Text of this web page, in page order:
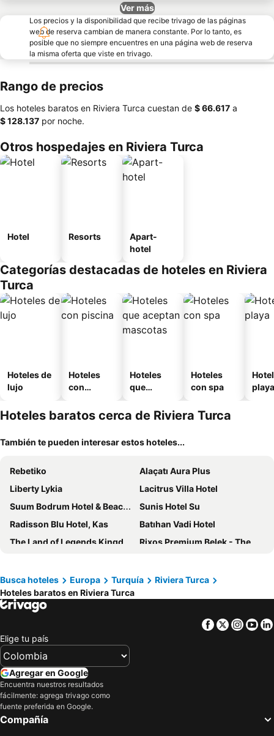
Ver más
Los precios y la disponibilidad que recibe trivago de las páginas
web de reserva cambian de manera constante. Por lo tanto, es
posible que no siempre encuentres en una página web de reserva
la misma oferta que viste en trivago.
Rango de precios
Los hoteles baratos en Riviera Turca cuestan de ‎$ 66.617 a
‎$ 128.137 por noche.
Otros hospedajes en Riviera Turca
Hotel Resorts
Apart-
hotel
Categorías destacadas de hoteles en Riviera
Turca
Hoteles de
lujo
Hoteles
con
Hoteles
que
mascotas
Hoteles
con spa
playa
Hoteles baratos cerca de Riviera Turca
También te pueden interesar estos hoteles...
Rebetiko
Alaçatı Aura Plus
Liberty Lykia
Lacitrus Villa Hotel
Suum Bodrum Hotel & Beach - Adult Only
Sunis Hotel Su
Radisson Blu Hotel, Kas
Batıhan Vadi Hotel
The Land of Legends Kingdom
Rixos Premium Belek - The Land of Legends Access
Charisma De Luxe Hotel
Pearly Hotel
DoubleTree by Hilton Kusadasi
Signature Blue Resort
Voyage Sorgun
Porto Amore Club Hotel
Ladonia Hotels Adakule
Bitez Garden Life
Best Western Plus Khan Hotel
Hotel Kayahan
Busca hoteles Europa Turquía
Riviera Turca
Hoteles baratos en Riviera Turca
Facebook
Twitter
Elige tu país
Agregar en Google
Encuentra nuestros resultados
fácilmente: agrega trivago como
fuente preferida en Google.
Compañía